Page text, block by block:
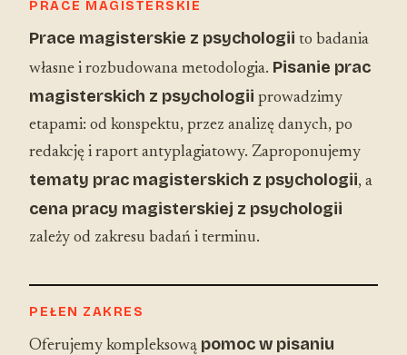
PRACE MAGISTERSKIE
Prace magisterskie z psychologii to badania
własne i rozbudowana metodologia. Pisanie prac
magisterskich z psychologii prowadzimy
etapami: od konspektu, przez analizę danych, po
redakcję i raport antyplagiatowy. Zaproponujemy
tematy prac magisterskich z psychologii, a
cena pracy magisterskiej z psychologii
zależy od zakresu badań i terminu.
PEŁEN ZAKRES
Oferujemy kompleksową pomoc w pisaniu